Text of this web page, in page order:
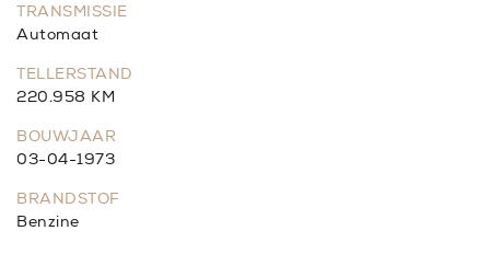
TRANSMISSIE
Automaat
TELLERSTAND
220.958 KM
BOUWJAAR
03-04-1973
BRANDSTOF
Benzine